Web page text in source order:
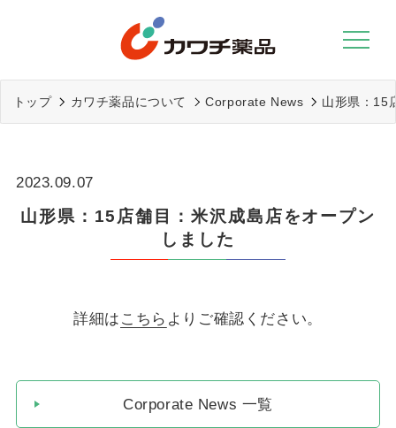
トップ カワチ薬品について Corporate News 山形県：15
2023.09.07
山形県：15店舗目：米沢成島店をオープン
しました
詳細は こちら よりご確認ください。
Corporate News 一覧